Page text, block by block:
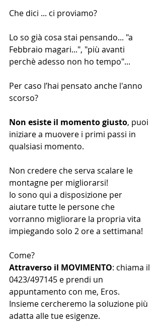
Che dici ... ci proviamo?
Lo so già cosa stai pensando... "a
Febbraio magari...", "più avanti
perchè adesso non ho tempo"...
Per caso l’hai pensato anche l'anno
scorso?
Non esiste il momento giusto, puoi
iniziare a muovere i primi passi in
qualsiasi momento.
Non credere che serva scalare le
montagne per migliorarsi!
Io sono qui a disposizione per
aiutare tutte le persone che
vorranno migliorare la propria vita
impiegando solo 2 ore a settimana!
Come?
Attraverso il MOVIMENTO: chiama il
0423/497145 e prendi un
appuntamento con me, Eros.
Insieme cercheremo la soluzione più
adatta alle tue esigenze.